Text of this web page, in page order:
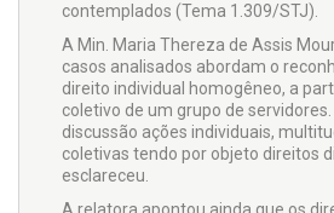
contemplados (Tema 1.309/STJ).
A Min. Maria Thereza de Assis
casos analisados abordam o
direito individual homogêneo, a
coletivo de um grupo de
discussão ações individuais,
coletivas tendo por objeto direitos
esclareceu.